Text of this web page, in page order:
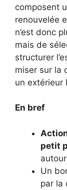
composent
renouvelée
n’est donc
mais de
structurer
miser sur la
un extérieur
En bref
petit
Un
par la